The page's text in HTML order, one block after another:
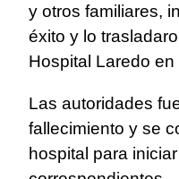
y otros familiares,
éxito y lo
Hospital Laredo
Las autoridades
fallecimiento y se
hospital para